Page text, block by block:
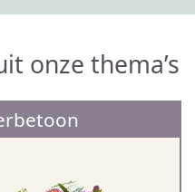
onze thema’s